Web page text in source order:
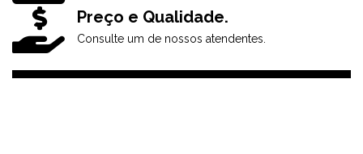
Preço e Qualidade.
Consulte um de nossos atendentes.